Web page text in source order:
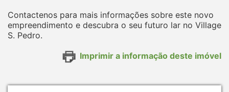
Contactenos para mais informações sobre este novo
empreendimento e descubra o seu futuro lar no Village
S. Pedro.
Imprimir a informação deste imóvel